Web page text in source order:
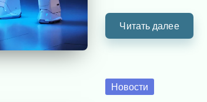
Читать далее
Опубликовано
Новости